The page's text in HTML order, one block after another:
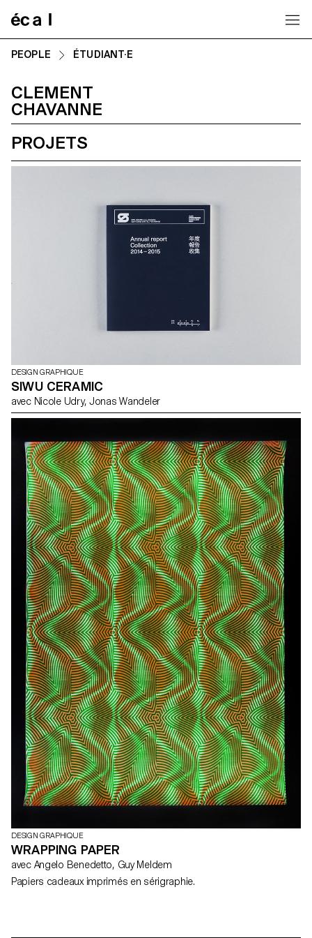
PEOPLE ÉTUDIANT·E
CLEMENT
CHAVANNE
PROJETS
DESIGN GRAPHIQUE
SIWU CERAMIC
avec Nicole Udry, Jonas Wandeler
DESIGN GRAPHIQUE
WRAPPING PAPER
avec Angelo Benedetto, Guy Meldem
Papiers cadeaux imprimés en sérigraphie.